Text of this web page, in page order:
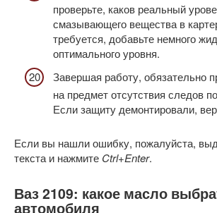
проверьте, каков реальный
смазывающего вещества в
требуется, добавьте немного
оптимального уровня.
Завершая работу, обязательно
на предмет отсутствия следов
Если защиту демонтировали,
Если вы нашли ошибку, пожалуйста,
текста и нажмите Ctrl+Enter.
Ваз 2109: какое масло
автомобиля